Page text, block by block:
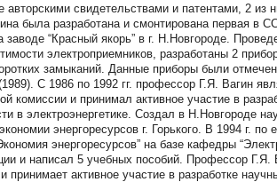
свидетельствами и патентами, 2 из
была разработана и смонтирована первая в
заводе “Красный якорь” в г. Н.Новгороде.
электроприемников, разработаны 2
замыканий. Данные приборы были
С 1986 по 1992 гг. профессор Г.Я. Вагин
комиссии и принимал активное участие в
в электроэнергетике. Создал в Н.Новгороде
энергоресурсов г. Горького. В 1994 г.
энергоресурсов” на базе кафедры
и написал 5 учебных пособий. Профессор
принимает активное участие в разработке